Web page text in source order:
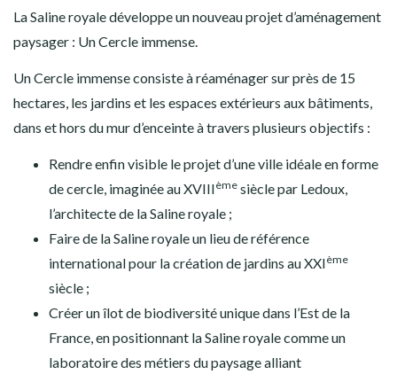
La Saline royale développe un nouveau projet d’aménagement
paysager : Un Cercle immense.
Un Cercle immense consiste à réaménager sur près de 15
hectares, les jardins et les espaces extérieurs aux bâtiments,
dans et hors du mur d’enceinte à travers plusieurs objectifs :
Rendre enfin visible le projet d’une ville idéale en forme
de cercle, imaginée au XVIIIème siècle par Ledoux,
l’architecte de la Saline royale ;
Faire de la Saline royale un lieu de référence
international pour la création de jardins au XXIème
siècle ;
Créer un îlot de biodiversité unique dans l’Est de la
France, en positionnant la Saline royale comme un
laboratoire des métiers du paysage alliant